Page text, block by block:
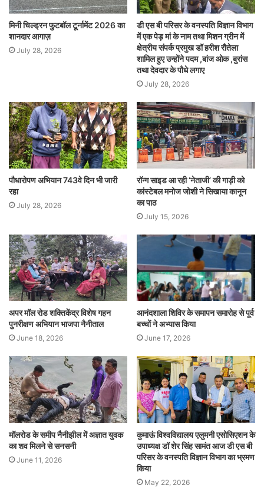
मिनी चिल्ड्रन फुटबॉल टूर्नामेंट 2026 का
शानदार आगाज़
July 28, 2026
डी एस बी परिसर के वनस्पति विज्ञान विभाग
में एक पेड़ मां के नाम तथा मिशन ग्रीन में
क्षेत्रीय संपर्क प्रमुख डॉ हरीश रौतेला
शामिल हुए उन्होंने पदम ,बांज ओक ,बुरांस
तथा देवदार के पौधे लगाए
July 28, 2026
पौधारोपण अभियान 743वे दिन भी जारी
रहा
July 28, 2026
रॉन्ग साइड आ रही ‘नेताजी’ की गाड़ी को
कांस्टेबल मनोज जोशी ने सिखाया कानून
का पाठ
July 15, 2026
अपर मॉल रोड शक्तिकेंद्र विशेष गहन
पुनरीक्षण अभियान भाजपा नैनीताल
June 18, 2026
आनंदशाला शिविर के समापन समारोह से पूर्व
बच्चों ने अभ्यास किया
June 17, 2026
मॉलरोड के समीप नैनीझील में अज्ञात युवक
का शव मिलने से सनसनी
June 11, 2026
कुमाऊं विश्वविद्यालय एलुमनी एसोसिएशन के
उपाध्यक्ष डॉ शेर सिंह सामंत आज डी एस बी
परिसर के वनस्पति विज्ञान विभाग का भ्रमण
किया
May 22, 2026